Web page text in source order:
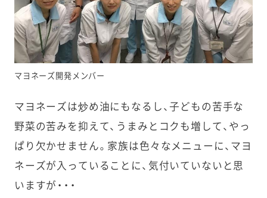
マヨネーズ開発メンバー
マヨネーズは炒め油にもなるし、子どもの苦手な
野菜の苦みを抑えて、うまみとコクも増して、やっ
ぱり欠かせません。家族は色々なメニューに、マヨ
ネーズが入っていることに、気付いていないと思
いますが・・・